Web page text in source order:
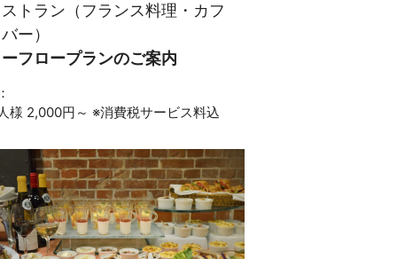
トラン（フランス料理・カフ
ー）
フロープランのご案内
様 2,000円～ ※消費税サービス料込